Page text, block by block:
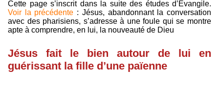
Cette page s’inscrit dans la suite des études d’Évangile.
Voir la précédente : Jésus, abandonnant la conversation
avec des pharisiens, s’adresse à une foule qui se montre
apte à comprendre, en lui, la nouveauté de Dieu
Jésus fait le bien autour de lui en
guérissant la fille d’une païenne